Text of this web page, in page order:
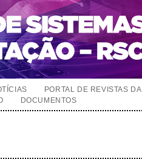
PORTAL DE REVISTAS DA
DOCUMENTOS